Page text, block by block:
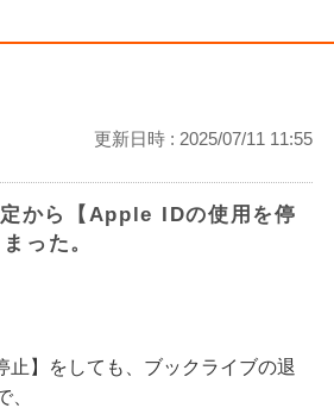
更新日時 : 2025/07/11 11:55
から【Apple IDの使用を停
った。
止】をしても、ブックライブの退
、